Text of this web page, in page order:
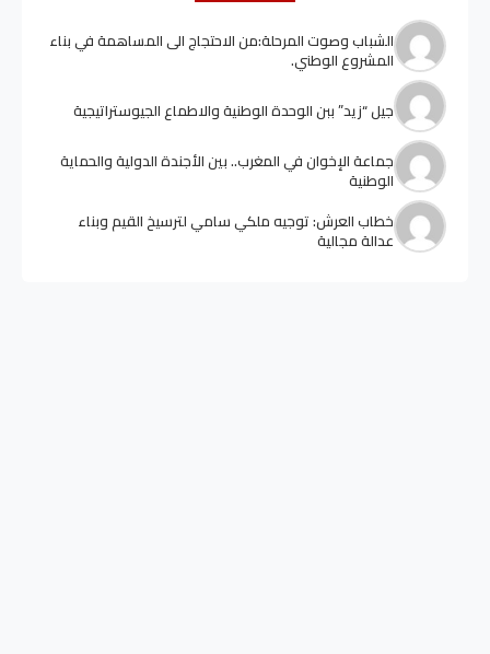
الشباب وصوت المرحلة:من الاحتجاج الى المساهمة في بناء
المشروع الوطني.
جيل “زيد” ببن الوحدة الوطنية والاطماع الجيوستراتيجية
جماعة الإخوان في المغرب.. بين الأجندة الدولية والحماية
الوطنية
خطاب العرش: توجيه ملكي سامي لترسيخ القيم وبناء
عدالة مجالية